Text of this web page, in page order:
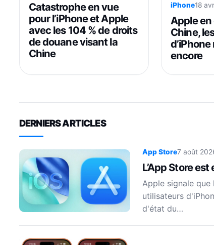
Catastrophe en vue
pour l’iPhone et Apple
avec les 104 % de droits
de douane visant la
Chine
iPhone18
Apple
Chine,
encore
DERNIERS ARTICLES
App Store7 août
L’App Store
Apple signale
utilisateurs
d'état du…